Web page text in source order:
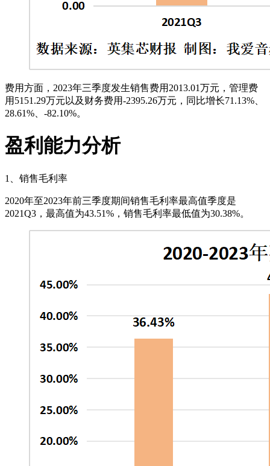
费用方面，2023年三季度发生销售费用2013.01万元，管理费
用5151.29万元以及财务费用-2395.26万元，同比增长71.13%、
28.61%、-82.10%。
盈利能力分析
1、销售毛利率
2020年至2023年前三季度期间销售毛利率最高值季度是
2021Q3，最高值为43.51%，销售毛利率最低值为30.38%。